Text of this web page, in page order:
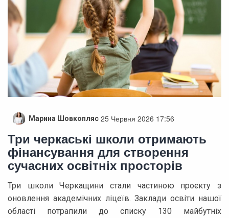
Марина Шовкопляс 25 Червня 2026 17:56
Три черкаські школи отримають
фінансування для створення
сучасних освітніх просторів
Три школи Черкащини стали частиною проєкту з
оновлення академічних ліцеїв. Заклади освіти нашої
області потрапили до списку 130 майбутніх